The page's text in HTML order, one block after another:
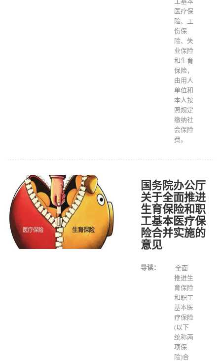
医疗保
险、工
伤保
险、失
业保险
和生育
保险，
由用人
单位和
本人按
照规定
缴纳社
会保险
费。
国务院办公厅
关于全面推进
生育保险和职
工基本医疗保
险合并实施的
意见
导读：
全面
推进生
育保险
和职工
基本医
疗保险
(以下
统称两
项保
险)合